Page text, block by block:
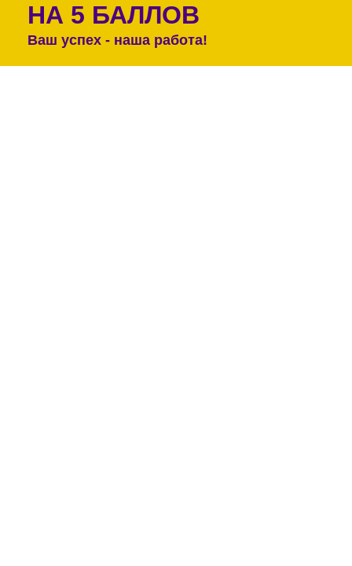
НА 5 БАЛЛОВ
Ваш успех - наша работа!